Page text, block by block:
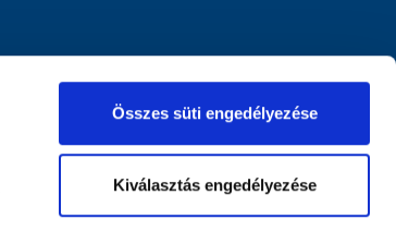
Összes süti engedélyezése
Kiválasztás engedélyezése